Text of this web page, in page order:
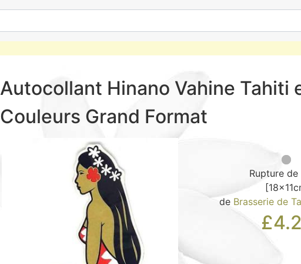
Autocollant Hinano Vahine Tahiti
Couleurs Grand Format
Rupture
de Brasserie de
£